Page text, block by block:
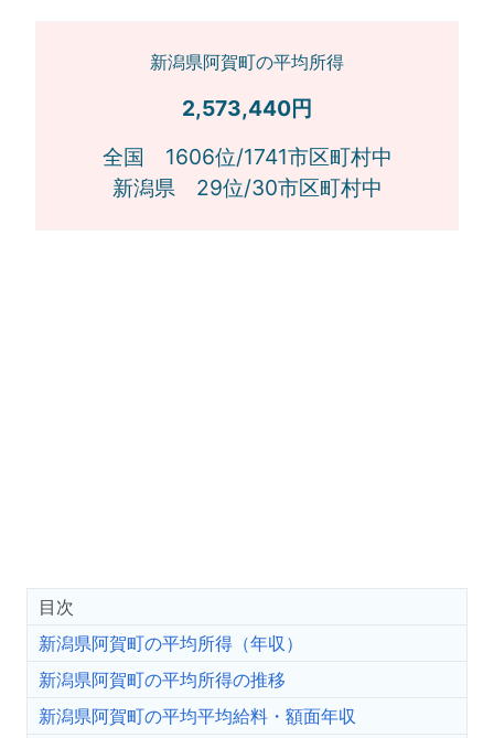
新潟県阿賀町の平均所得
2,573,440円
全国 1606位/1741市区町村中
新潟県 29位/30市区町村中
目次
新潟県阿賀町の平均所得（年収）
新潟県阿賀町の平均所得の推移
新潟県阿賀町の平均平均給料・額面年収